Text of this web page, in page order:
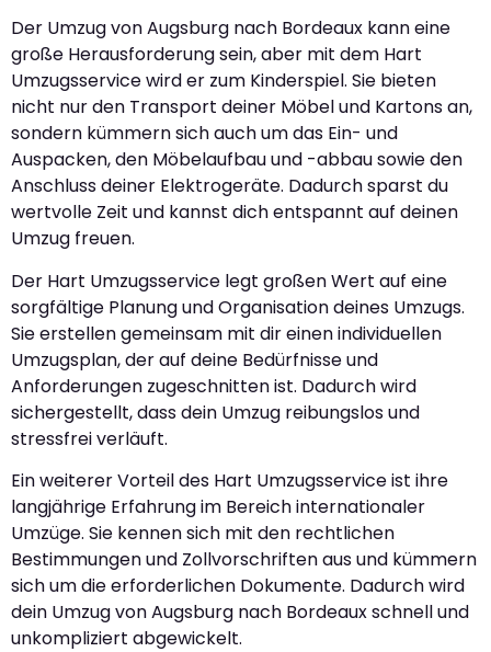
Der Umzug von Augsburg nach Bordeaux kann eine
große Herausforderung sein, aber mit dem Hart
Umzugsservice wird er zum Kinderspiel. Sie bieten
nicht nur den Transport deiner Möbel und Kartons an,
sondern kümmern sich auch um das Ein- und
Auspacken, den Möbelaufbau und -abbau sowie den
Anschluss deiner Elektrogeräte. Dadurch sparst du
wertvolle Zeit und kannst dich entspannt auf deinen
Umzug freuen.
Der Hart Umzugsservice legt großen Wert auf eine
sorgfältige Planung und Organisation deines Umzugs.
Sie erstellen gemeinsam mit dir einen individuellen
Umzugsplan, der auf deine Bedürfnisse und
Anforderungen zugeschnitten ist. Dadurch wird
sichergestellt, dass dein Umzug reibungslos und
stressfrei verläuft.
Ein weiterer Vorteil des Hart Umzugsservice ist ihre
langjährige Erfahrung im Bereich internationaler
Umzüge. Sie kennen sich mit den rechtlichen
Bestimmungen und Zollvorschriften aus und kümmern
sich um die erforderlichen Dokumente. Dadurch wird
dein Umzug von Augsburg nach Bordeaux schnell und
unkompliziert abgewickelt.